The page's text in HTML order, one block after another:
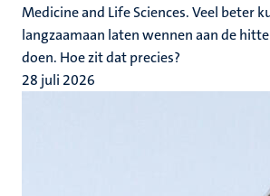
Medicine and Life Sciences. Veel beter
langzaamaan laten wennen aan de
doen. Hoe zit dat precies?
28 juli 2026